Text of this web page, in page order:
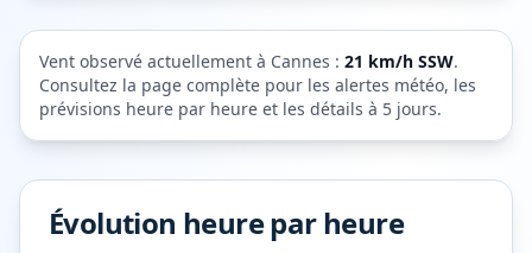
Vent observé actuellement à Cannes : 21 km/h SSW.
Consultez la page complète pour les alertes météo, les
prévisions heure par heure et les détails à 5 jours.
Évolution heure par heure